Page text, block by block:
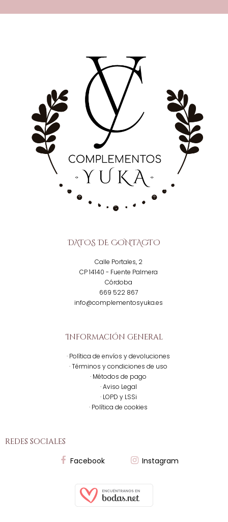
DATOS DE CONTACTO
Calle Portales, 2
CP 14140 - Fuente Palmera
Córdoba
669 522 867
info@complementosyuka.es
Información general
· Política de envíos y devoluciones
· Términos y condiciones de uso
· Métodos de pago
· Aviso Legal
· LOPD y LSSi
· Política de cookies
redes sociales
Facebook Instagram